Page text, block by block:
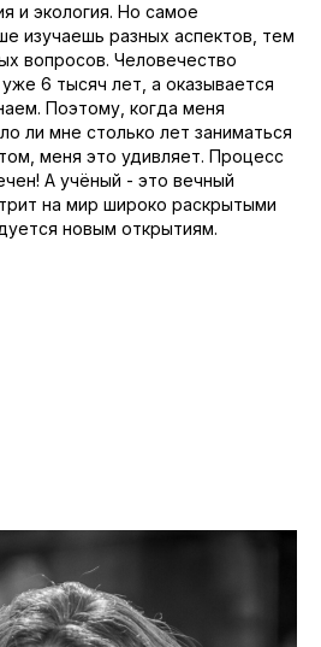
и экология. Но самое
изучаешь разных аспектов, тем
вопросов. Человечество
6 тысяч лет, а оказывается
Поэтому, когда меня
ли мне столько лет заниматься
меня это удивляет. Процесс
А учёный - это вечный
на мир широко раскрытыми
новым открытиям.